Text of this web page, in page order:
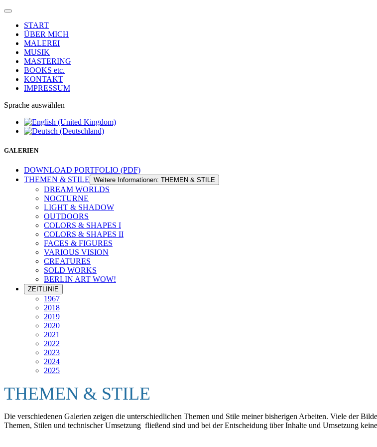
START
ÜBER MICH
MALEREI
MUSIK
MASTERING
BOOKS etc.
KONTAKT
IMPRESSUM
Sprache auswählen
GALERIEN
DOWNLOAD PORTFOLIO (PDF)
THEMEN & STILE Weitere Informationen: THEMEN & STILE
DREAM WORLDS
NOCTURNE
LIGHT & SHADOW
OUTDOORS
COLORS & SHAPES I
COLORS & SHAPES II
FACES & FIGURES
VARIOUS VISION
CREATURES
SOLD WORKS
BERLIN ART WOW!
ZEITLINIE
1967
2018
2019
2020
2021
2022
2023
2024
2025
THEMEN & STILE
Die verschiedenen Galerien zeigen die unterschiedlichen Themen und Stile meiner bisherigen Arbeiten. Viele der
Themen, Stilen und technischer Umsetzung fließend sind und bei der Entscheidung über Inhalte und Umsetzung